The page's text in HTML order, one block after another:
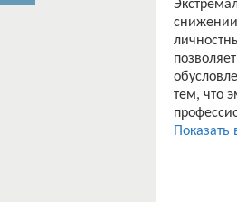
снижении
тем, что
Показать